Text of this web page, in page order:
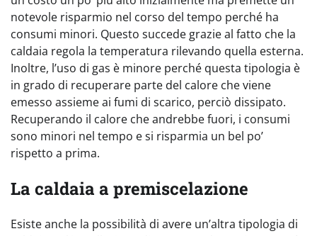
notevole risparmio nel corso del tempo perché ha
consumi minori. Questo succede grazie al fatto che la
caldaia regola la temperatura rilevando quella esterna.
Inoltre, l’uso di gas è minore perché questa tipologia è
in grado di recuperare parte del calore che viene
emesso assieme ai fumi di scarico, perciò dissipato.
Recuperando il calore che andrebbe fuori, i consumi
sono minori nel tempo e si risparmia un bel po’
rispetto a prima.
La caldaia a premiscelazione
Esiste anche la possibilità di avere un’altra tipologia di